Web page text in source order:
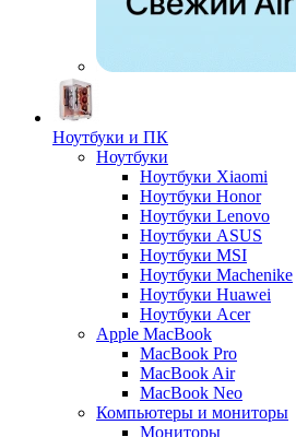
Ноутбуки и ПК
Ноутбуки
Ноутбуки Xiaomi
Ноутбуки Honor
Ноутбуки Lenovo
Ноутбуки ASUS
Ноутбуки MSI
Ноутбуки Machenike
Ноутбуки Huawei
Ноутбуки Acer
Apple MacBook
MacBook Pro
MacBook Air
MacBook Neo
Компьютеры и мониторы
Мониторы